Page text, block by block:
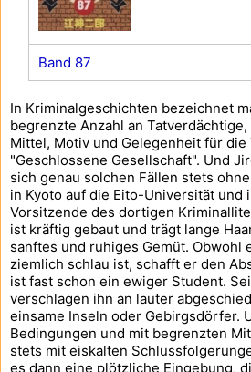
Band 87
In Kriminalgeschichten bezeichnet
begrenzte Anzahl an
Mittel, Motiv und Gelegenheit für die
"Geschlossene Gesellschaft". Und
sich genau solchen Fällen stets
in Kyoto auf die Eito-Universität und
Vorsitzende des dortigen
ist kräftig gebaut und trägt lange
sanftes und ruhiges Gemüt. Obwohl
ziemlich schlau ist, schafft er den
ist fast schon ein ewiger Student.
verschlagen ihn an lauter
einsame Inseln oder Gebirgsdörfer.
Bedingungen und mit begrenzten
stets mit eiskalten
es dann eine plötzliche Eingebung,